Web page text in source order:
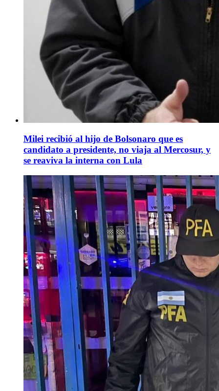
Milei recibió al hijo de Bolsonaro que es
candidato a presidente, no viaja al Mercosur, y
se reaviva la interna con Lula